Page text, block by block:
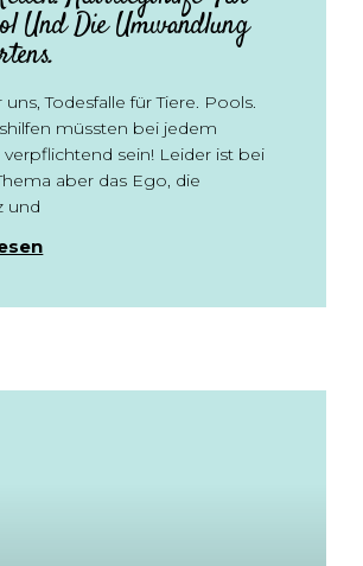
Und Die Umwandlung
uns, Todesfalle für Tiere. Pools.
müssten bei jedem
sein! Leider ist bei
aber das Ego, die
und